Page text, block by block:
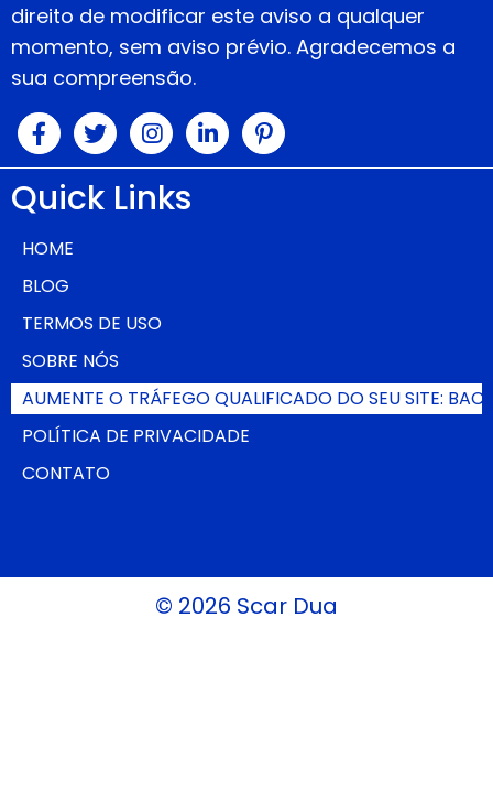
direito de modificar este aviso a qualquer
momento, sem aviso prévio. Agradecemos a
sua compreensão.
Quick Links
HOME
BLOG
TERMOS DE USO
SOBRE NÓS
AUMENTE O TRÁFEGO QUALIFICADO DO SEU SITE:
POLÍTICA DE PRIVACIDADE
CONTATO
© 2026 Scar Dua